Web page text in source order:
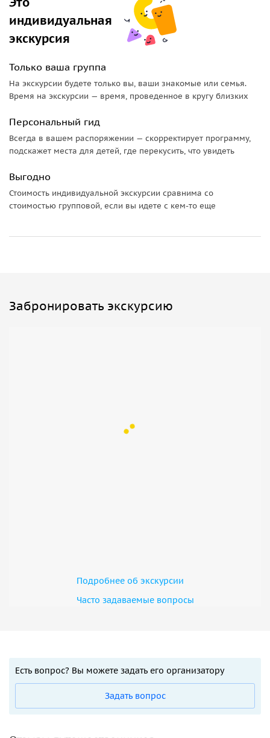
• палаты Макарова построены на окраине города. Почему
на этом месте была окраина?
• поймете, почему арки присутственных мест разные по
высоте.
• окажетесь на территории бывшей калужской крепости.
• посетите торговые купеческие ряды.
Экскурсия сопровождается демонстрацией наглядных
угадать.
*при заказе экскурсии дарим вам подарок —
индивидуальная
экскурсия
Только ваша группа
На экскурсии будете только вы, ваши знакомые или семья.
Время на экскурсии — время, проведенное в кругу близких
Персональный гид
Всегда в вашем распоряжении — скорректирует программу,
подскажет места для детей, где перекусить, что увидеть
Выгодно
Стоимость индивидуальной экскурсии сравнима со
стоимостью групповой, если вы идете с кем-то еще
Забронировать экскурсию
Подробнее об экскурсии
Часто задаваемые вопросы
Есть вопрос? Вы можете задать его организатору
Задать вопрос